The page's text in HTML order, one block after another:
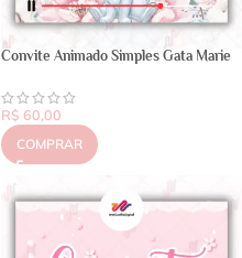
Convite Animado Simples Gata Marie
R$ 60,00
COMPRAR